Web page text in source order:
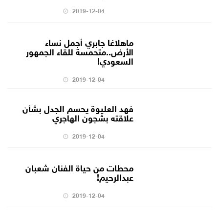
2019-12-04
ماهلاغا جابري أجمل نساء
الأرض..متحمسة للقاء الجمهور
السعودي!
2019-12-04
فهد العليوة يحسم الجدل بشأن
علاقته بشجون الهاجري
2019-12-04
محطات من حياة الفنان شعبان
عبدالرحيم!
2019-12-04